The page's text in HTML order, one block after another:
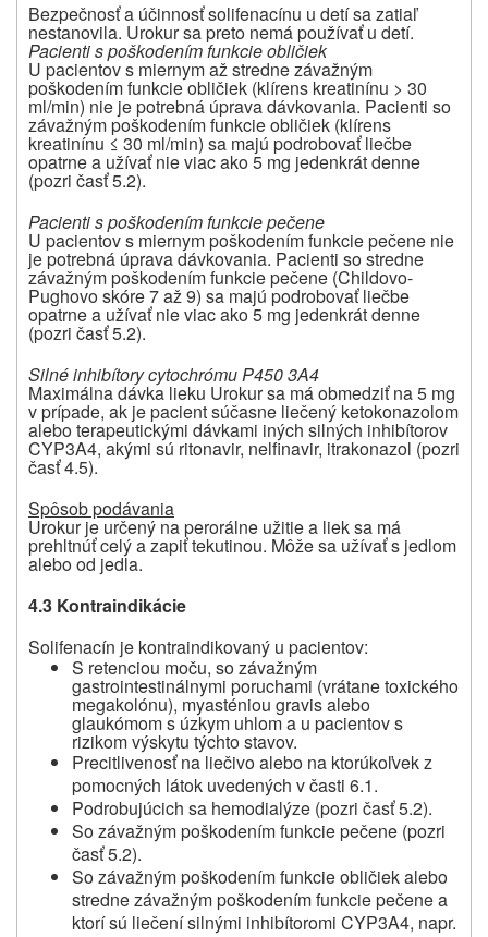
Bezpečnosť a účinnosť solifenacínu u detí sa zatiaľ
nestanovila. Urokur sa preto nemá používať u detí.
Pacienti s poškodením funkcie obličiek
U pacientov s miernym až stredne závažným
poškodením funkcie obličiek (klírens kreatinínu > 30
ml/min) nie je potrebná úprava dávkovania. Pacienti so
závažným poškodením funkcie obličiek (klírens
kreatinínu ≤ 30 ml/min) sa majú podrobovať liečbe
opatrne a užívať nie viac ako 5 mg jedenkrát denne
(pozri časť 5.2).
Pacienti s poškodením funkcie pečene
U pacientov s miernym poškodením funkcie pečene nie
je potrebná úprava dávkovania. Pacienti so stredne
závažným poškodením funkcie pečene (Childovo-
Pughovo skóre 7 až 9) sa majú podrobovať liečbe
opatrne a užívať nie viac ako 5 mg jedenkrát denne
(pozri časť 5.2).
Silné inhibítory cytochrómu P450 3A4
Maximálna dávka lieku Urokur sa má obmedziť na 5 mg
v prípade, ak je pacient súčasne liečený ketokonazolom
alebo terapeutickými dávkami iných silných inhibítorov
CYP3A4, akými sú ritonavir, nelfinavir, itrakonazol (pozri
časť 4.5).
Spôsob podávania
Urokur je určený na perorálne užitie a liek sa má
prehltnúť celý a zapiť tekutinou. Môže sa užívať s jedlom
alebo od jedla.
4.3 Kontraindikácie
Solifenacín je kontraindikovaný u pacientov:
S retenciou moču, so závažným
gastrointestinálnymi poruchami (vrátane toxického
megakolónu), myasténiou gravis alebo
glaukómom s úzkym uhlom a u pacientov s
rizikom výskytu týchto stavov.
Precitlivenosť na liečivo alebo na ktorúkoľvek z
pomocných látok uvedených v časti 6.1.
Podrobujúcich sa hemodialýze (pozri časť 5.2).
So závažným poškodením funkcie pečene (pozri
časť 5.2).
So závažným poškodením funkcie obličiek alebo
stredne závažným poškodením funkcie pečene a
ktorí sú liečení silnými inhibítoromi CYP3A4, napr.